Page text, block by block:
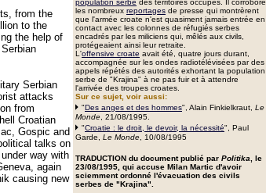
population serbe des territoires occupés. Il corrobore
les nombreux reportages de presse qui montrèrent
que l'armée croate n'est quasiment jamais entrée en
contact avec les colonnes de réfugiés serbes
encadrés par les miliciens qui, mêlés aux civils,
protégeaient ainsi leur retraite.
L'offensive croate avait été, quatre jours durant,
accompagnée sur les ondes radiotélévisées par des
appels répétés des autorités exhortant la population
serbe de "Krajina" à ne pas fuir et à attendre
l'arrivée des troupes croates.
Sur ce sujet, voir aussi:
"Des anges et des hommes", Alain Finkielkraut, Le
Monde , 21/08/1995.
"Croatie : le droit, le devoir, la nécessité", Paul
Garde, Le Monde , 10/08/1995
TRADUCTION du document publié par Politika , le
23/08/1995, qui accuse Milan Martic d'avoir
sciemment ordonné l'évacuation des civils
serbes de "Krajina".
from the
to the
the help of
Serbian
attacks
from
Croatian
Gospic and
talks on
way with
again
causing new